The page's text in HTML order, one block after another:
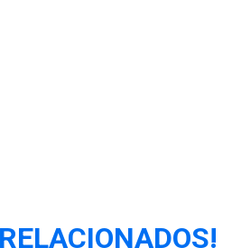
RELACIONADOS!